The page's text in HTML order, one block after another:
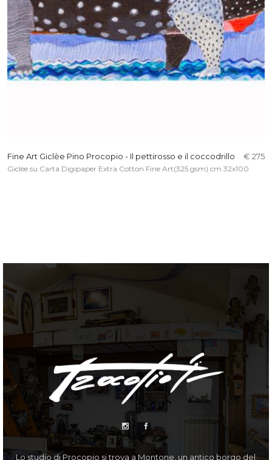
Fine Art Giclèe Pino Procopio - Il pettirosso e il coccodrillo € 275
Giclèe su Carta Digipaper Extra Cotton Fine Art(325 gsm) cm 32x100
Lo studio di Procopio si trova a Montone, un antico borgo del